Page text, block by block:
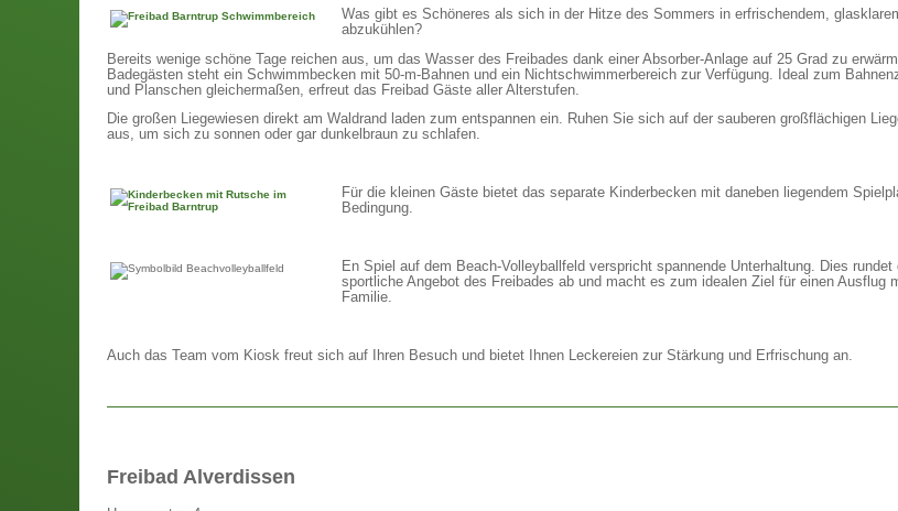
Was gibt es Schöneres als sich in der Hitze des Sommers in erfrischendem,
abzukühlen?
Bereits wenige schöne Tage reichen aus, um das Wasser des Freibades dank einer Absorber-Anlage auf 25 Grad zu
Badegästen steht ein Schwimmbecken mit 50-m-Bahnen und ein Nichtschwimmerbereich zur Verfügung. Ideal zum
und Planschen gleichermaßen, erfreut das Freibad Gäste aller Alterstufen.
Die großen Liegewiesen direkt am Waldrand laden zum entspannen ein. Ruhen Sie sich auf der sauberen großflächigen
aus, um sich zu sonnen oder gar dunkelbraun zu schlafen.
Für die kleinen Gäste bietet das separate Kinderbecken mit daneben liegendem
Bedingung.
En Spiel auf dem Beach-Volleyballfeld verspricht spannende Unterhaltung. Dies rundet
sportliche Angebot des Freibades ab und macht es zum idealen Ziel für einen Ausflug
Familie.
Auch das Team vom Kiosk freut sich auf Ihren Besuch und bietet Ihnen Leckereien zur Stärkung und Erfrischung an.
Freibad Alverdissen